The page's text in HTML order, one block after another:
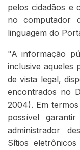
pelos cidadãos e
no computador
linguagem do
"A informação
inclusive aqueles
de vista legal,
encontrados no
2004). Em
possível
administrador
Sítios